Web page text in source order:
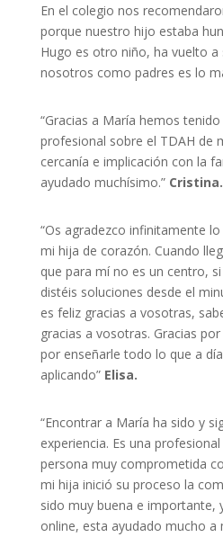
En el colegio nos
porque nuestro hijo estaba
Hugo es otro niño, ha vuelto a
nosotros como padres es lo
“Gracias a María hemos
profesional sobre el TDAH de
cercanía e implicación con la
ayudado muchísimo.” Cristina.
“Os agradezco infinitamente
mi hija de corazón. Cuando
que para mí no es un centro,
distéis soluciones desde el
es feliz gracias a vosotras,
gracias a vosotras. Gracias
por enseñarle todo lo que a
aplicando” Elisa.
“Encontrar a María ha sido y
experiencia. Es una
persona muy comprometida
mi hija inició su proceso la
sido muy buena e importante,
online, esta ayudado mucho